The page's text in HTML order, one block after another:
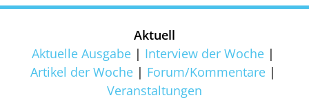
Aktuell
Aktuelle Ausgabe
Interview der Woche
Artikel der Woche
Forum/Kommentare
Veranstaltungen